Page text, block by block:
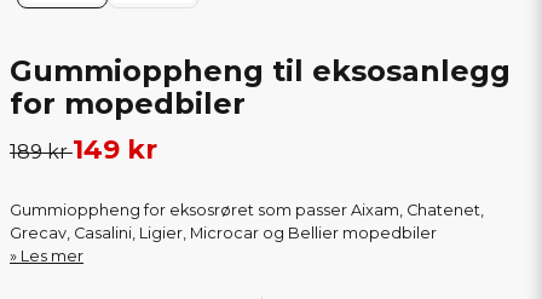
Gummioppheng til eksosanlegg
for mopedbiler
189 kr149 kr
Gummioppheng for eksosrøret som passer Aixam, Chatenet,
Grecav, Casalini, Ligier, Microcar og Bellier mopedbiler
Les mer